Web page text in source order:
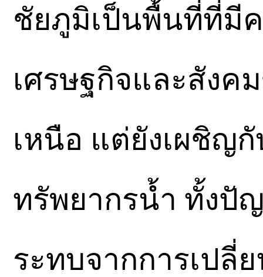
ชัยภูมิเป็นพื้นที่ที่มี
เศรษฐกิจและสังค
เหนือ แต่ยังเผชิญ
ทรัพยากรน้ำ ทั้งปั
ระทบจากการเปลี่